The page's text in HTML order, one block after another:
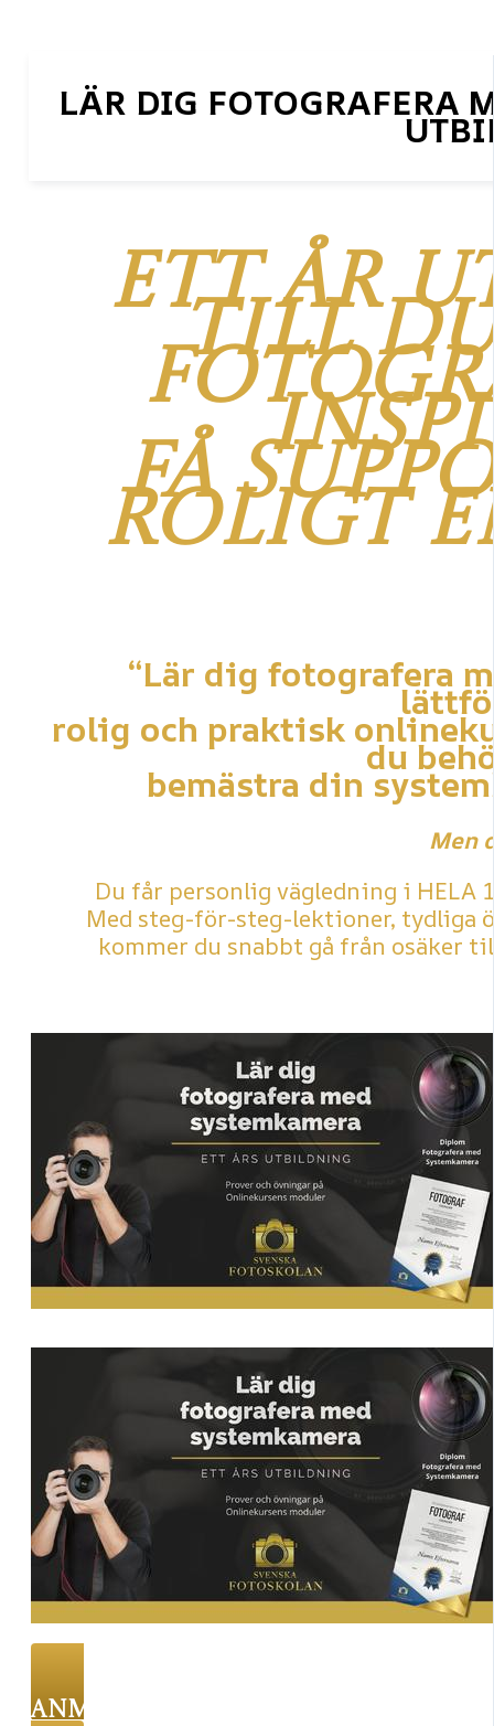
LÄR DIG FOTOGRAFERA
Ett år
till
Få
roligt
“Lär dig fotografera
rolig och praktisk
du
bemästra din
Men
Du får personlig vägledning i HELA
Med steg-för-steg-lektioner, tydliga
kommer du snabbt gå från osäker
ANMÄL DIG NU